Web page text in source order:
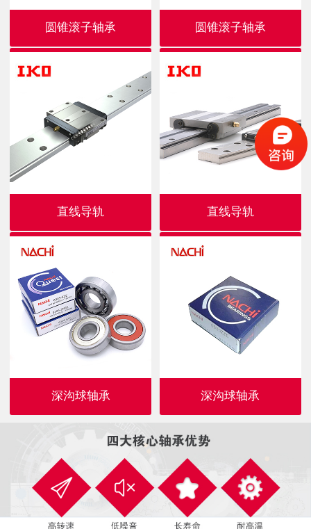
圆锥滚子轴承 圆锥滚子轴承
直线导轨 直线导轨
深沟球轴承 深沟球轴承